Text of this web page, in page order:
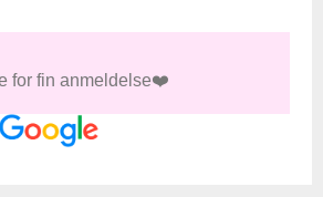
for fin anmeldelse❤️